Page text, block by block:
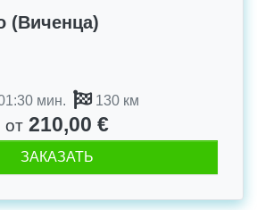
(Виченца)
мин. 130 км
от 210,00 €
ЗАКАЗАТЬ